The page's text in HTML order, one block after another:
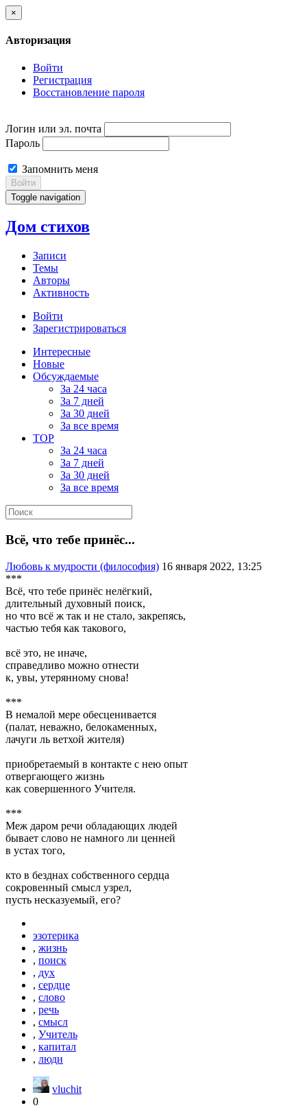
×
Авторизация
Войти
Регистрация
Восстановление пароля
Логин или эл. почта
Пароль
Запомнить меня
Войти
Toggle navigation
Дом стихов
Записи
Темы
Авторы
Активность
Войти
Зарегистрироваться
Интересные
Новые
Обсуждаемые
За 24 часа
За 7 дней
За 30 дней
За все время
TOP
За 24 часа
За 7 дней
За 30 дней
За все время
Всё, что тебе принёс...
Любовь к мудрости (философия) 16 января 2022, 13:25
***
Всё, что тебе принёс нелёгкий,
длительный духовный поиск,
но что всё ж так и не стало, закрепясь,
частью тебя как такового,
всё это, не иначе,
справедливо можно отнести
к, увы, утерянному снова!
***
В немалой мере обесценивается
(палат, неважно, белокаменных,
лачуги ль ветхой жителя)
приобретаемый в контакте с нею опыт
отвергающего жизнь
как совершенного Учителя.
***
Меж даром речи обладающих людей
бывает слово не намного ли ценней
в устах того,
кто в безднах собственного сердца
сокровенный смысл узрел,
пусть несказуемый, его?
эзотерика
, жизнь
, поиск
, дух
, сердце
, слово
, речь
, смысл
, Учитель
, капитал
, люди
vluchit
0